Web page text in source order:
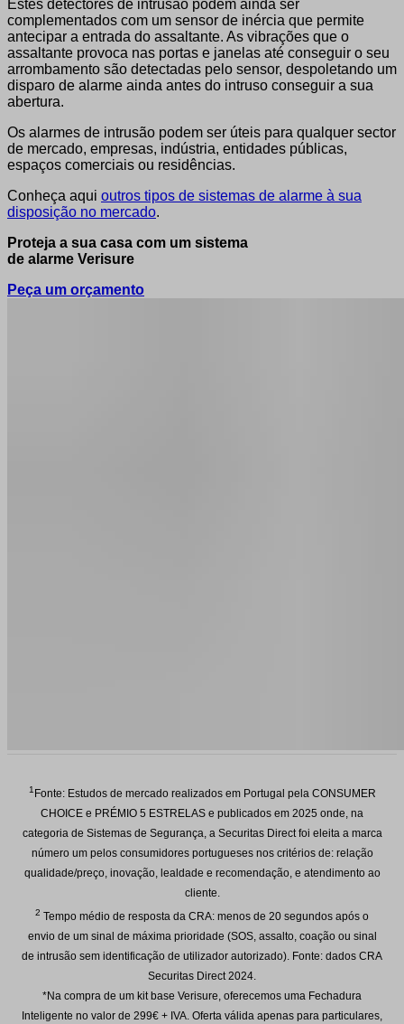
Estes detectores de intrusão podem ainda ser
complementados com um sensor de inércia que permite
antecipar a entrada do assaltante. As vibrações que o
assaltante provoca nas portas e janelas até conseguir o seu
arrombamento são detectadas pelo sensor, despoletando um
disparo de alarme ainda antes do intruso conseguir a sua
abertura.
Os alarmes de intrusão podem ser úteis para qualquer sector
de mercado, empresas, indústria, entidades públicas,
espaços comerciais ou residências.
Conheça aqui outros tipos de sistemas de alarme à sua
disposição no mercado.
Proteja a sua casa com um sistema
de alarme Verisure
Peça um orçamento
1 Fonte: Estudos de mercado realizados em Portugal pela CONSUMER
CHOICE e PRÉMIO 5 ESTRELAS e publicados em 2025 onde, na
categoria de Sistemas de Segurança, a Securitas Direct foi eleita a marca
número um pelos consumidores portugueses nos critérios de: relação
qualidade/preço, inovação, lealdade e recomendação, e atendimento ao
cliente.
2 Tempo médio de resposta da CRA: menos de 20 segundos após o
envio de um sinal de máxima prioridade (SOS, assalto, coação ou sinal
de intrusão sem identificação de utilizador autorizado). Fonte: dados CRA
Securitas Direct 2024.
*Na compra de um kit base Verisure, oferecemos uma Fechadura
Inteligente no valor de 299€ + IVA. Oferta válida apenas para particulares,